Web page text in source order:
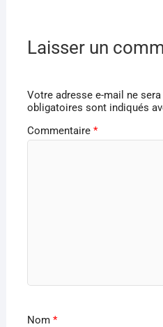
Laisser un
Votre adresse e-mail ne
obligatoires sont indiqués
Commentaire *
Nom *